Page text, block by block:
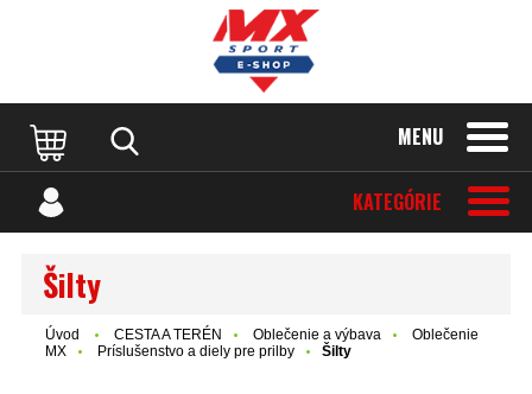
MENU
KATEGÓRIE
Šilty
Úvod CESTA A TERÉN Oblečenie a výbava
Oblečenie
MX
Príslušenstvo a diely pre prilby Šilty